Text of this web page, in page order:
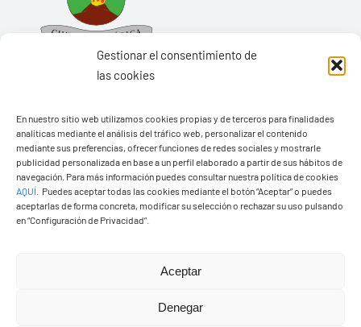
Gestionar el consentimiento de
las cookies
En nuestro sitio web utilizamos cookies propias y de terceros para finalidades
analíticas mediante el análisis del tráfico web, personalizar el contenido
mediante sus preferencias, ofrecer funciones de redes sociales y mostrarle
publicidad personalizada en base a un perfil elaborado a partir de sus hábitos de
navegación. Para más información puedes consultar nuestra política de cookies
AQUÍ
Puedes aceptar todas las cookies mediante el botón “Aceptar” o puedes
aceptarlas de forma concreta, modificar su selección o rechazar su uso pulsando
en “Configuración de Privacidad”.
Aceptar
Denegar
Ayuntamiento de Yaiza
Pza. de Los Remedios, 1
35570 – Yaiza
Tel:928 83 62 20
© Copyright2026 Ayuntamiento de Yaiza - Todos los